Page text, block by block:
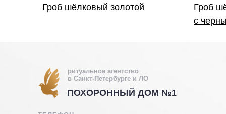
Гроб шёлковый золотой
Гроб
с
ПОХОРОННЫЙ ДОМ №1
ритуальное агентство
в Санкт-Петербурге и ЛО